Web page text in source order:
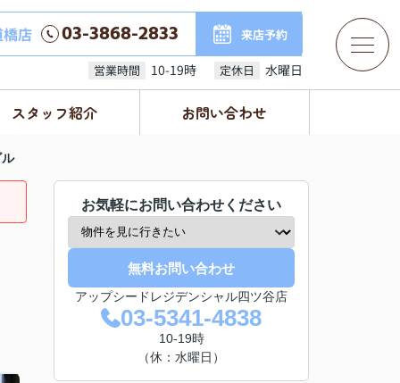
店 03-3868-2833 来店予約
営業時間 10-19時 定休日 水曜日
スタッフ紹介 お問い合わせ
お気軽にお問い合わせください
無料お問い合わせ
アップシードレジデンシャル四ツ谷店
03-5341-4838
10-19時
（休：水曜日）